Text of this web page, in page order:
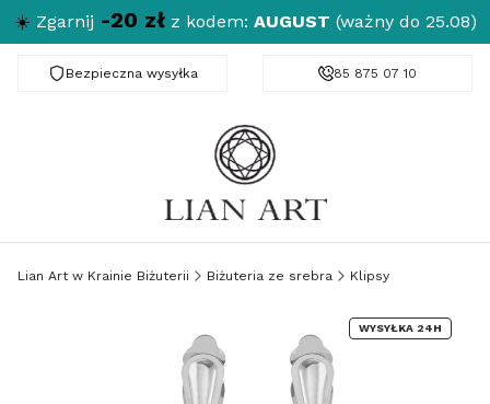
☀️ Zgarnij -20 zł z kodem: AUGUST (ważny do 25.08)
Bezpieczna wysyłka Darmowa dostawa od 150 zł
85 875 07 10
Lian Art w Krainie Biżuterii Biżuteria ze srebra Klipsy
WYSYŁKA 24H